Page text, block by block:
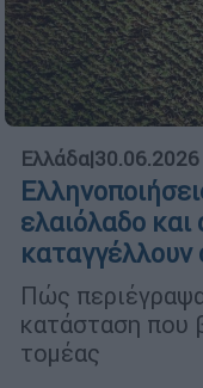
Ελλάδα|
ελαιόλαδο
Πώς
κατάσταση που
τομέας